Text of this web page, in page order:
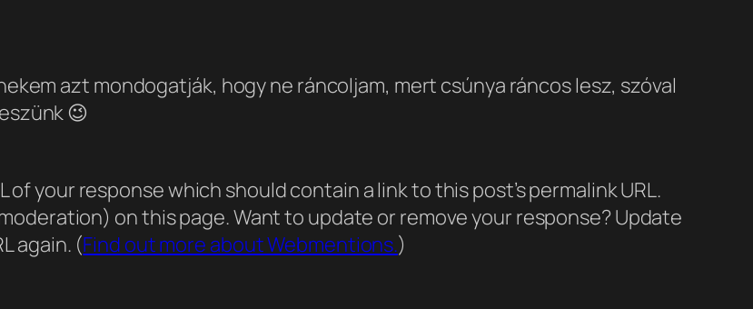
azt mondogatják, hogy ne ráncoljam, mert csúnya ráncos lesz, szóval
😉
your response which should contain a link to this post’s permalink URL.
on this page. Want to update or remove your response? Update
again. (Find out more about Webmentions.)